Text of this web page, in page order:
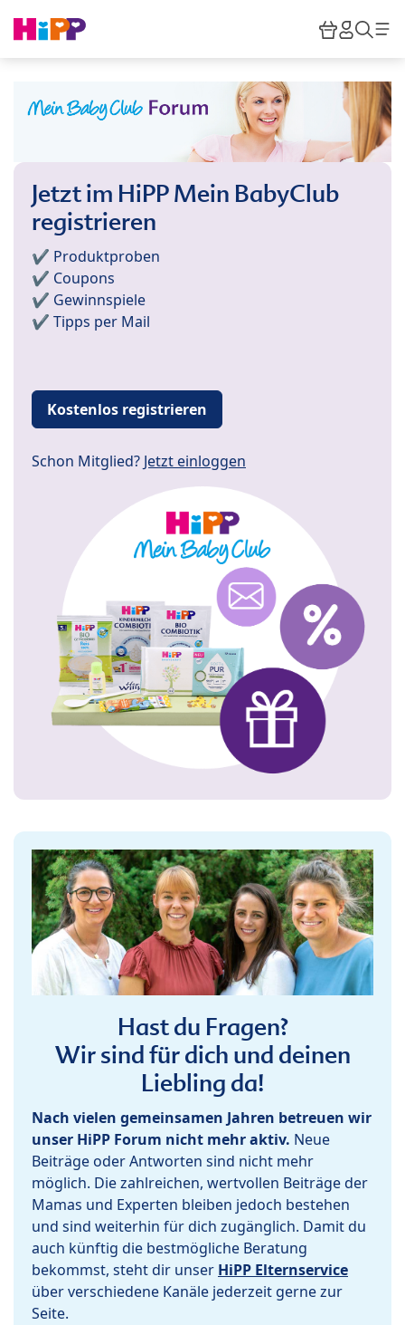
HiPP
Jetzt im HiPP Mein BabyClub
registrieren
✔️ Produktproben
✔️ Coupons
✔️ Gewinnspiele
✔️ Tipps per Mail
Kostenlos registrieren
Schon Mitglied? Jetzt einloggen
Hast du Fragen?
Wir sind für dich und deinen
Liebling da!
Nach vielen gemeinsamen Jahren betreuen wir
unser HiPP Forum nicht mehr aktiv. Neue
Beiträge oder Antworten sind nicht mehr
möglich. Die zahlreichen, wertvollen Beiträge der
Mamas und Experten bleiben jedoch bestehen
und sind weiterhin für dich zugänglich. Damit du
auch künftig die bestmögliche Beratung
bekommst, steht dir unser HiPP Elternservice
über verschiedene Kanäle jederzeit gerne zur
Seite.